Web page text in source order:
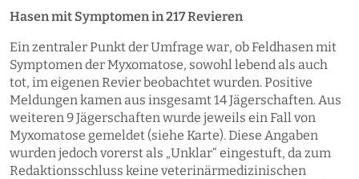
Hasen mit Symptomen in 217 Revieren
Ein zentraler Punkt der Umfrage war, ob Feldhasen mit
Symptomen der Myxomatose, sowohl lebend als auch
tot, im eigenen Revier beobachtet wurden. Positive
Meldungen kamen aus insgesamt 14 Jägerschaften. Aus
weiteren 9 Jägerschaften wurde jeweils ein Fall von
Myxomatose gemeldet (siehe Karte). Diese Angaben
wurden jedoch vorerst als „Unklar“ eingestuft, da zum
Redaktionsschluss keine veterinärmedizinischen